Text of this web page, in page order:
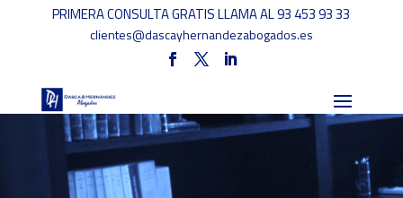
PRIMERA CONSULTA GRATIS LLAMA AL 93 453 93 33
clientes@dascayhernandezabogados.es